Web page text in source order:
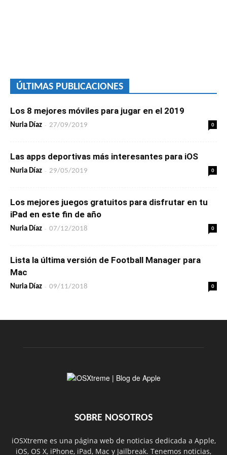
ÚLTIMAS PUBLICACIONES
Los 8 mejores móviles para jugar en el 2019
Nuria Díaz - 27/09/2019 0
Las apps deportivas más interesantes para iOS
Nuria Díaz - 29/05/2019 0
Los mejores juegos gratuitos para disfrutar en tu
iPad en este fin de año
Nuria Díaz - 07/12/2018 0
Lista la última versión de Football Manager para
Mac
Nuria Díaz - 09/11/2018 0
SOBRE NOSOTROS
iOSXtreme es una página web de noticias dedicada a Apple,
iOS, OS X, iPhone, iPad, Mac y Jailbreak. Tenemos noticias,